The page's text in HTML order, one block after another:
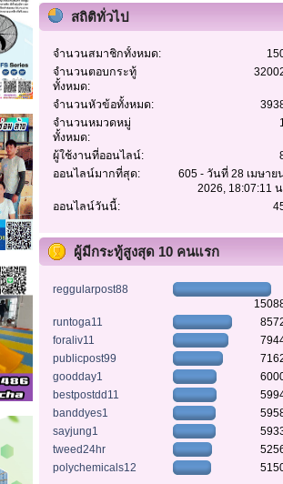
สถิติทั่วไป
จำนวนสมาชิกทั้งหมด:
จำนวนตอบกระทู้
ทั้งหมด:
จำนวนหัวข้อทั้งหมด:
จำนวนหมวดหมู่
ทั้งหมด:
ผู้ใช้งานที่ออนไลน์:
ออนไลน์มากที่สุด:
605 - วันที่ 28 เมษาย
2026, 18:07:11
ออนไลน์วันนี้:
ผู้มีกระทู้สูงสุด 10 คนแรก
reggularpost88
runtoga11
foraliv11
publicpost99
goodday1
bestpostdd11
banddyes1
sayjung1
tweed24hr
polychemicals12